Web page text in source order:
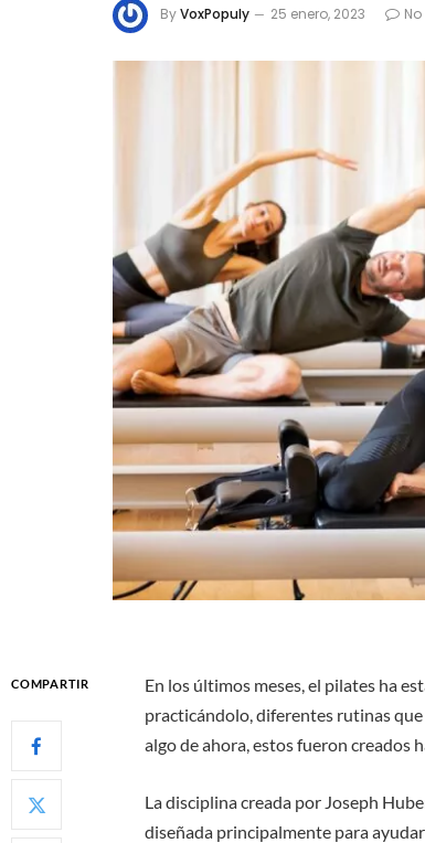
ByVoxPopuly 25 enero, 2023
COMPARTIR
En los últimos meses, el pilates ha
practicándolo, diferentes rutinas
algo de ahora, estos fueron creados
La disciplina creada por Joseph
diseñada principalmente para